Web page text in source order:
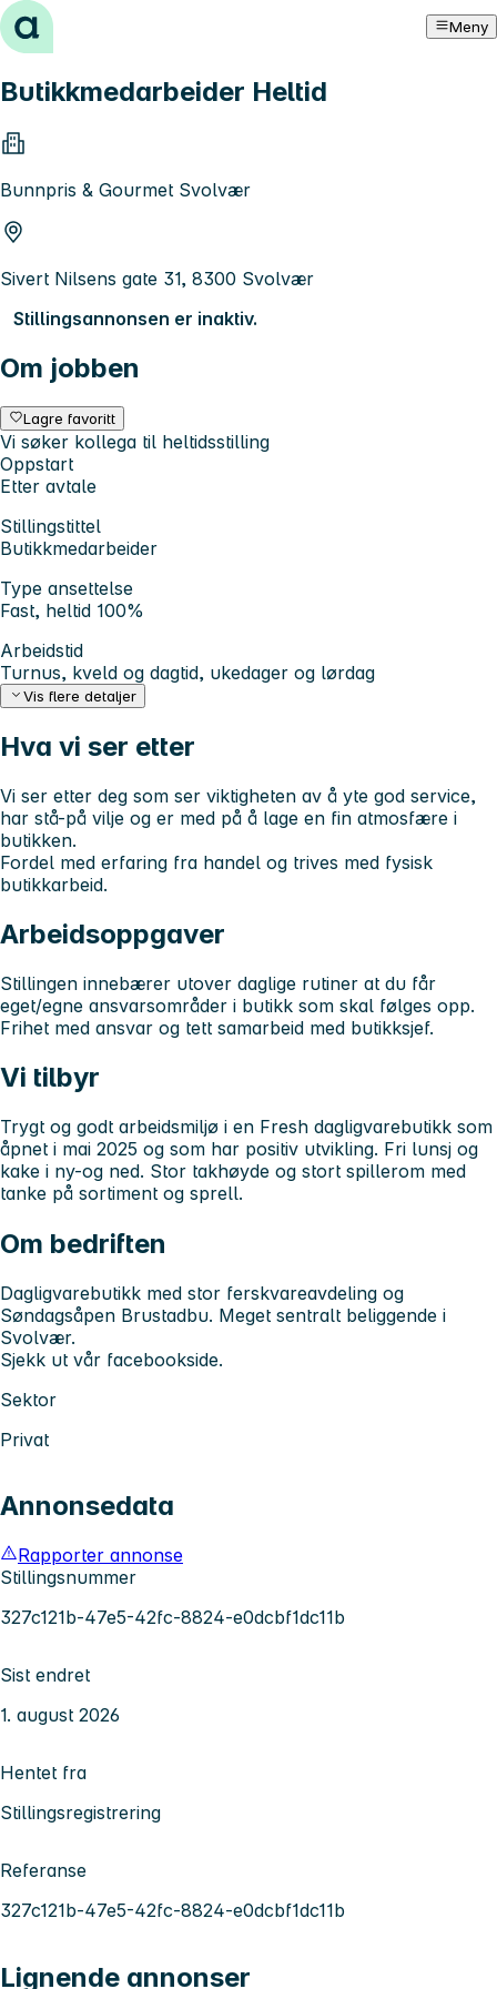
Hopp til innhold Meny
Butikkmedarbeider Heltid
Bunnpris & Gourmet Svolvær
Sivert Nilsens gate 31, 8300 Svolvær
Stillingsannonsen er inaktiv.
Om jobben
Lagre favoritt
Vi søker kollega til heltidsstilling
Oppstart
Etter avtale
Stillingstittel
Butikkmedarbeider
Type ansettelse
Fast, heltid 100%
Arbeidstid
Turnus, kveld og dagtid, ukedager og lørdag
Vis flere detaljer
Hva vi ser etter
Vi ser etter deg som ser viktigheten av å yte god service,
har stå-på vilje og er med på å lage en fin atmosfære i
butikken.
Fordel med erfaring fra handel og trives med fysisk
butikkarbeid.
Arbeidsoppgaver
Stillingen innebærer utover daglige rutiner at du får
eget/egne ansvarsområder i butikk som skal følges opp.
Frihet med ansvar og tett samarbeid med butikksjef.
Vi tilbyr
Trygt og godt arbeidsmiljø i en Fresh dagligvarebutikk som
åpnet i mai 2025 og som har positiv utvikling. Fri lunsj og
kake i ny-og ned. Stor takhøyde og stort spillerom med
tanke på sortiment og sprell.
Om bedriften
Dagligvarebutikk med stor ferskvareavdeling og
Søndagsåpen Brustadbu. Meget sentralt beliggende i
Svolvær.
Sjekk ut vår facebookside.
Sektor
Privat
Annonsedata
Rapporter annonse
Stillingsnummer
327c121b-47e5-42fc-8824-e0dcbf1dc11b
Sist endret
1. august 2026
Hentet fra
Stillingsregistrering
Referanse
327c121b-47e5-42fc-8824-e0dcbf1dc11b
Lignende annonser